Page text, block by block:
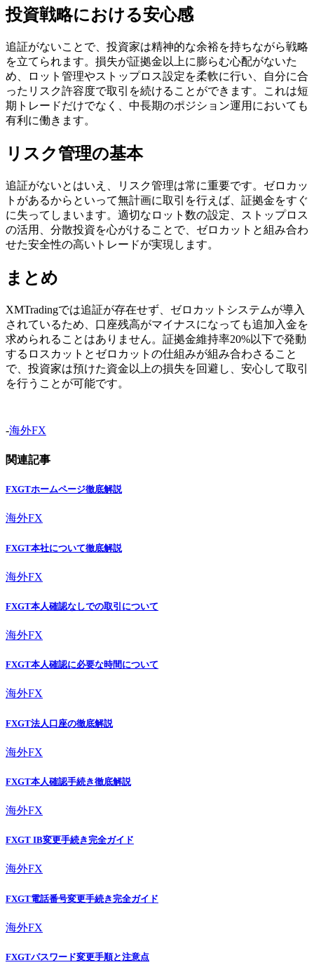
投資戦略における安心感
追証がないことで、投資家は精神的な余裕を持ちながら戦略
を立てられます。損失が証拠金以上に膨らむ心配がないた
め、ロット管理やストップロス設定を柔軟に行い、自分に合
ったリスク許容度で取引を続けることができます。これは短
期トレードだけでなく、中長期のポジション運用においても
有利に働きます。
リスク管理の基本
追証がないとはいえ、リスク管理は常に重要です。ゼロカッ
トがあるからといって無計画に取引を行えば、証拠金をすぐ
に失ってしまいます。適切なロット数の設定、ストップロス
の活用、分散投資を心がけることで、ゼロカットと組み合わ
せた安全性の高いトレードが実現します。
まとめ
XMTradingでは追証が存在せず、ゼロカットシステムが導入
されているため、口座残高がマイナスになっても追加入金を
求められることはありません。証拠金維持率20%以下で発動
するロスカットとゼロカットの仕組みが組み合わさること
で、投資家は預けた資金以上の損失を回避し、安心して取引
を行うことが可能です。
-海外FX
関連記事
FXGTホームページ徹底解説
海外FX
FXGT本社について徹底解説
海外FX
FXGT本人確認なしでの取引について
海外FX
FXGT本人確認に必要な時間について
海外FX
FXGT法人口座の徹底解説
海外FX
FXGT本人確認手続き徹底解説
海外FX
FXGT IB変更手続き完全ガイド
海外FX
FXGT電話番号変更手続き完全ガイド
海外FX
FXGTパスワード変更手順と注意点